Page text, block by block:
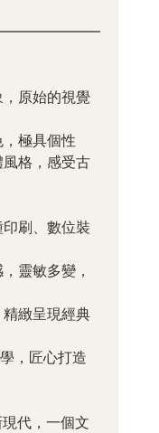
原始的視覺
極具個性
格，感受古
刷、數位裝
靈敏多變，
緻呈現經典
，匠心打造
代，一個文